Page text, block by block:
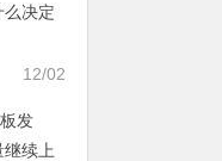
么决定
12/02
发
续上